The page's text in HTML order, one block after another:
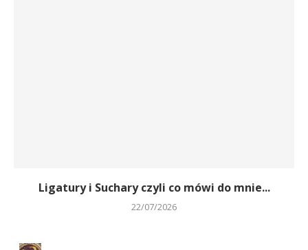
Ligatury i Suchary czyli co mówi do mnie...
22/07/2026